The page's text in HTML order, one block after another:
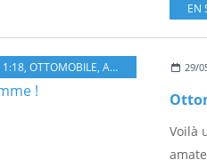
EN
1:18, OTTOMOBILE, ALFA ROMEO 29/
Voilà